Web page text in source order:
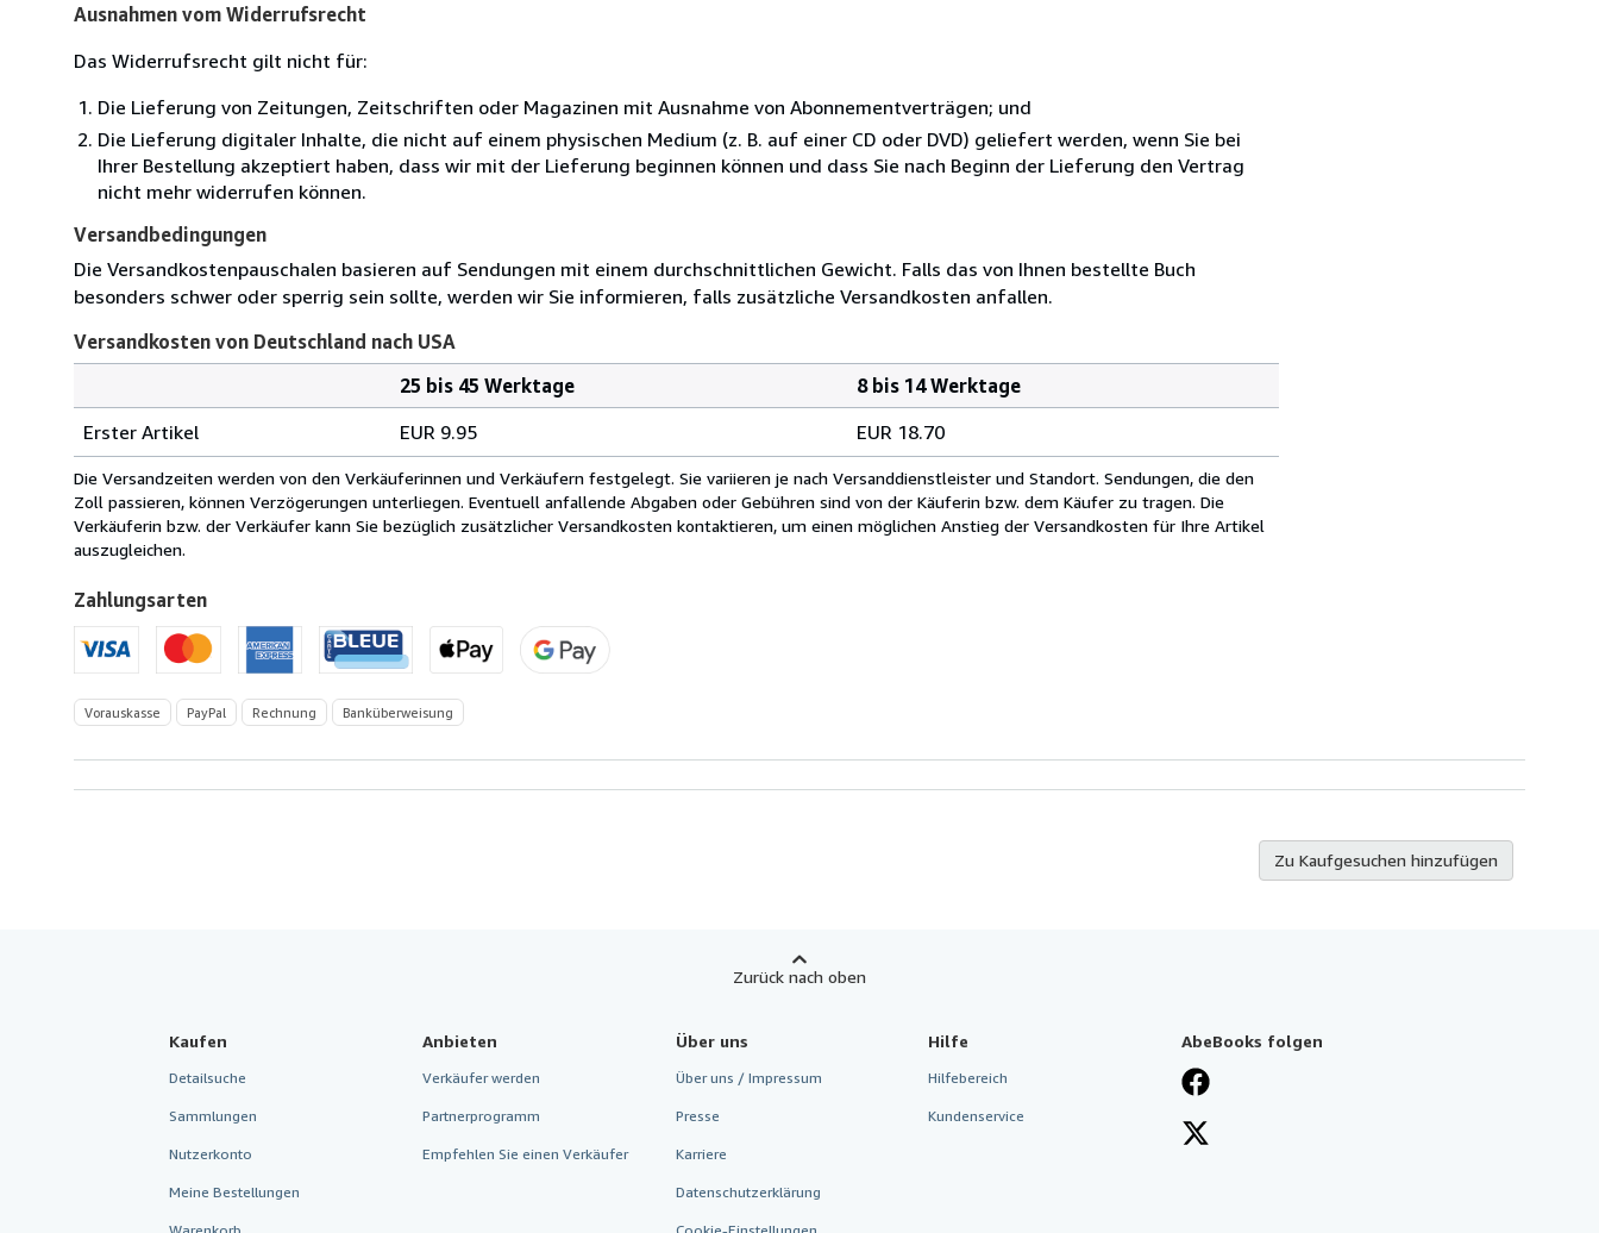
Ausnahmen vom Widerrufsrecht
Das Widerrufsrecht gilt nicht für:
Die Lieferung von Zeitungen, Zeitschriften oder Magazinen mit Ausnahme von Abonnementverträgen; und
Die Lieferung digitaler Inhalte, die nicht auf einem physischen Medium (z. B. auf einer CD oder DVD) geliefert werden, wenn Sie bei
Ihrer Bestellung akzeptiert haben, dass wir mit der Lieferung beginnen können und dass Sie nach Beginn der Lieferung den Vertrag
nicht mehr widerrufen können.
Versandbedingungen
Die Versandkostenpauschalen basieren auf Sendungen mit einem durchschnittlichen Gewicht. Falls das von Ihnen bestellte Buch
besonders schwer oder sperrig sein sollte, werden wir Sie informieren, falls zusätzliche Versandkosten anfallen.
Versandkosten von Deutschland nach USA
von
Deutschland
nach
USA
25 bis 45 Werktage
8 bis 14 Werktage
Erster Artikel
EUR 9.95 EUR 18.70
Die Versandzeiten werden von den Verkäuferinnen und Verkäufern festgelegt. Sie variieren je nach Versanddienstleister und Standort. Sendungen, die den
Zoll passieren, können Verzögerungen unterliegen. Eventuell anfallende Abgaben oder Gebühren sind von der Käuferin bzw. dem Käufer zu tragen. Die
Verkäuferin bzw. der Verkäufer kann Sie bezüglich zusätzlicher Versandkosten kontaktieren, um einen möglichen Anstieg der Versandkosten für Ihre Artikel
auszugleichen.
Zahlungsarten
Vorauskasse PayPal Rechnung Banküberweisung
Zu Kaufgesuchen hinzufügen
Zurück nach oben
Kaufen
Detailsuche
Sammlungen
Nutzerkonto
Meine Bestellungen
Anbieten
Verkäufer werden
Partnerprogramm
Empfehlen Sie einen Verkäufer
Über uns
Über uns / Impressum
Presse
Karriere
Datenschutzerklärung
Hilfe
Hilfebereich
Kundenservice
AbeBooks folgen